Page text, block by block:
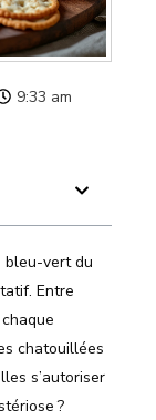
9:33 am
bleu-vert du
Entre
chatouillées
s’autoriser
?